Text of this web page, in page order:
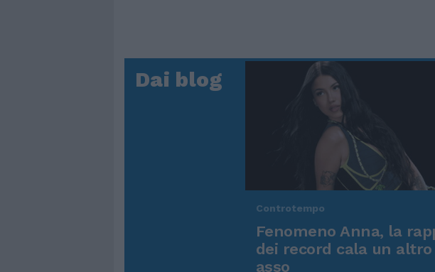
Dai blog
Controtempo
Fenomeno Anna, la
dei record cala un altro
asso